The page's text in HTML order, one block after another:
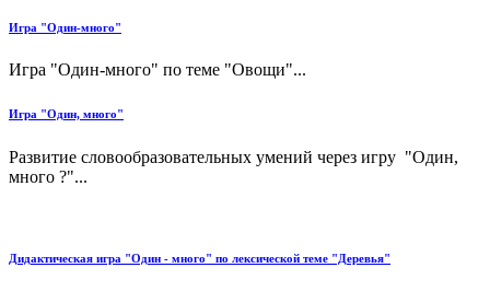
Игра "Один-много"
Игра "Один-много" по теме "Овощи"...
Игра "Один, много"
Развитие словообразовательных умений через игру "Один,
много ?"...
Дидактическая игра "Один - много" по лексической теме "Деревья"